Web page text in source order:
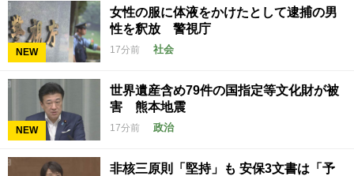
NEW
女性の服に体液をかけたとして逮捕の男
性を釈放 警視庁
17分前 社会
NEW
世界遺産含め79件の国指定等文化財が被
害 熊本地震
17分前 政治
非核三原則「堅持」も 安保3文書は「予